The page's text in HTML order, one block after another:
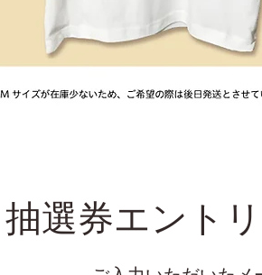
抽選券エント